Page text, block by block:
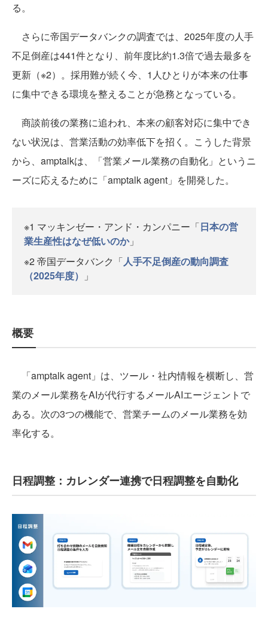
る。
さらに帝国データバンクの調査では、2025年度の人手
不足倒産は441件となり、前年度比約1.3倍で過去最多を
更新（※2）。採用難が続く今、1人ひとりが本来の仕事
に集中できる環境を整えることが急務となっている。
商談前後の業務に追われ、本来の顧客対応に集中でき
ない状況は、営業活動の効率低下を招く。こうした背景
から、amptalkは、「営業メール業務の自動化」というニ
ーズに応えるために「amptalk agent」を開発した。
※1 マッキンゼー・アンド・カンパニー「日本の営
業生産性はなぜ低いのか」
※2 帝国データバンク「人手不足倒産の動向調査
（2025年度）
」
概要
「amptalk agent」は、ツール・社内情報を横断し、営
業のメール業務をAIが代行するメールAIエージェントで
ある。次の3つの機能で、営業チームのメール業務を効
率化する。
日程調整：カレンダー連携で日程調整を自動化